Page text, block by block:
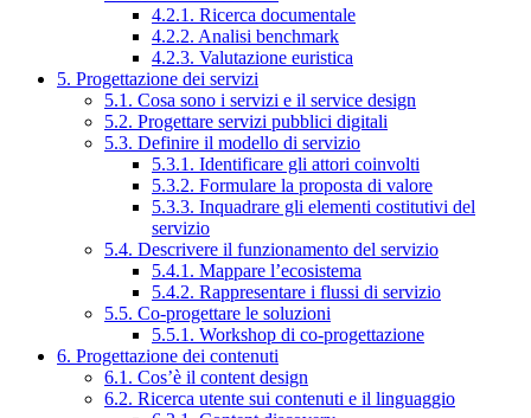
4.2.1. Ricerca documentale
4.2.2. Analisi benchmark
4.2.3. Valutazione euristica
5. Progettazione dei servizi
5.1. Cosa sono i servizi e il service design
5.2. Progettare servizi pubblici digitali
5.3. Definire il modello di servizio
5.3.1. Identificare gli attori coinvolti
5.3.2. Formulare la proposta di valore
5.3.3. Inquadrare gli elementi costitutivi del
servizio
5.4. Descrivere il funzionamento del servizio
5.4.1. Mappare l’ecosistema
5.4.2. Rappresentare i flussi di servizio
5.5. Co-progettare le soluzioni
5.5.1. Workshop di co-progettazione
6. Progettazione dei contenuti
6.1. Cos’è il content design
6.2. Ricerca utente sui contenuti e il linguaggio